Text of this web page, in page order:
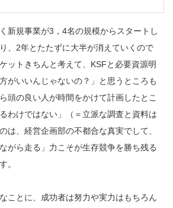
新規事業が3，4名の規模からスタートし
、2年とたたずに大半が消えていくので
ットきちんと考えて、KSFと必要資源明
がいいんじゃないの？」と思うところも
頭の良い人が時間をかけて計画したとこ
わけではない」（＝立派な調査と資料は
は、経営企画部の不都合な真実でして、
がら走る」力こそが生存競争を勝ち残る
。
ことに、成功者は努力や実力はもちろん